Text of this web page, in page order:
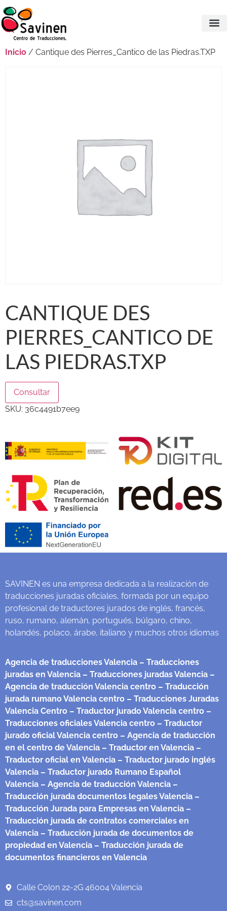
Inicio / Cantique des Pierres_Cantico de las Piedras.TXP
CANTIQUE DES
PIERRES_CANTICO DE
LAS PIEDRAS.TXP
Consultar
SKU: 36c4491b7ee9
SAVINEN es una empresa dedicada a la realización de
traducciones juradas oficiales, formada por un equipo
profesional de traductores jurados de inglés, francés,
ruso, rumano, alemán, portugués, búlgaro, chino,
holandés, polaco, árabe, italiano y muchos otros idiomas
Agencia de traducciones Valencia – Traducciones
juradas en Valencia – Traducciones juradas Valencia –
Agencia de traducción Valencia centro – Traducción
jurada rumano Valencia centro – Traducciones Juradas
Valencia Centro – Traductor jurado Valencia centro –
Traducciones oficiales Valencia centro – Traductor
jurado oficial Valencia centro – Agencia de traducción
en el centro de Valencia – Traductor en Valencia –
Traductor oficial en Valencia – Traductor jurado inglés
Valencia – Traductor jurado Rumano Español
Valencia – Agencia de traducción Valencia –
Traducción jurada documentos legales Valencia –
Traducción Jurada para Empresas en Valencia –
Traducción jurada de contratos comerciales en
Valencia – Traducción jurada de documentos de
propiedad en Valencia – Traducción jurada de
documentos financieros en Valencia
Calle Colon 22-2G 46004 Valencia
cts@savinen.com